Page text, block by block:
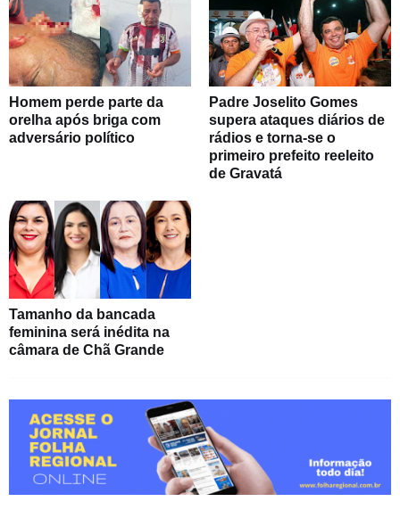
Homem perde parte da
orelha após briga com
adversário político
Padre Joselito Gomes
supera ataques diários de
rádios e torna-se o
primeiro prefeito reeleito
de Gravatá
Tamanho da bancada
feminina será inédita na
câmara de Chã Grande